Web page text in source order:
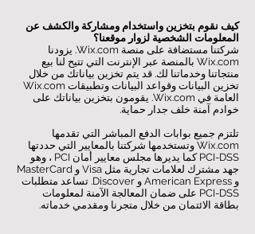
كيف نقوم بتخزين واستخدام ومشاركة والكشف عن
المعلومات الشخصية لزوار موقعنا؟
شركتنا مستضافة على منصة Wix.com. يزودنا
Wix.com بالمنصة عبر الإنترنت التي تتيح لنا بيع
منتجاتنا وخدماتنا لك. قد يتم تخزين بياناتك من خلال
تخزين البيانات وقواعد البيانات وتطبيقات Wix.com
العامة في Wix.com. يقومون بتخزين بياناتك على
خوادم آمنة خلف جدار حماية.
تلتزم جميع بوابات الدفع المباشر التي تقدمها
Wix.com وتستخدمها شركتنا بالمعايير التي حددتها
PCI-DSS كما يديرها مجلس معايير أمان PCI ، وهو
جهد مشترك لعلامات تجارية مثل Visa و MasterCard
و American Express و Discover. تساعد متطلبات
PCI-DSS على ضمان المعالجة الآمنة لمعلومات
بطاقة الائتمان من خلال متجرنا ومقدمي خدماته.